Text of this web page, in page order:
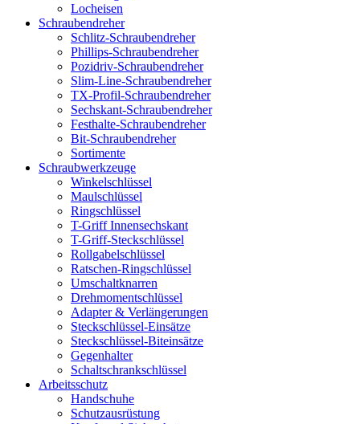
Locheisen
Schraubendreher
Schlitz-Schraubendreher
Phillips-Schraubendreher
Pozidriv-Schraubendreher
Slim-Line-Schraubendreher
TX-Profil-Schraubendreher
Sechskant-Schraubendreher
Festhalte-Schraubendreher
Bit-Schraubendreher
Sortimente
Schraubwerkzeuge
Winkelschlüssel
Maulschlüssel
Ringschlüssel
T-Griff Innensechskant
T-Griff-Steckschlüssel
Rollgabelschlüssel
Ratschen-Ringschlüssel
Umschaltknarren
Drehmomentschlüssel
Adapter & Verlängerungen
Steckschlüssel-Einsätze
Steckschlüssel-Biteinsätze
Gegenhalter
Schaltschrankschlüssel
Arbeitsschutz
Handschuhe
Schutzausrüstung